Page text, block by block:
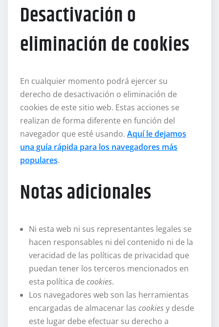
Desactivación o
eliminación de cookies
En cualquier momento podrá ejercer su
derecho de desactivación o eliminación de
cookies de este sitio web. Estas acciones se
realizan de forma diferente en función del
navegador que esté usando. Aquí le dejamos
una guía rápida para los navegadores más
populares.
Notas adicionales
Ni esta web ni sus representantes legales se
hacen responsables ni del contenido ni de la
veracidad de las políticas de privacidad que
puedan tener los terceros mencionados en
esta política de cookies.
Los navegadores web son las herramientas
encargadas de almacenar las cookiesy desde
este lugar debe efectuar su derecho a